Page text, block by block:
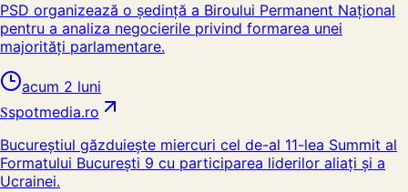
PSD organizează o ședință a Biroului Permanent Național
pentru a analiza negocierile privind formarea unei
majorități parlamentare.
acum 2 luni
Sspotmedia.ro
Bucureștiul găzduiește miercuri cel de-al 11-lea Summit al
Formatului București 9 cu participarea liderilor aliați și a
Ucrainei.